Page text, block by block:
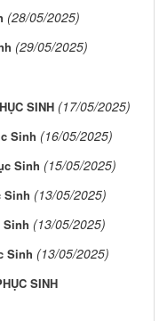
(28/05/2025)
(29/05/2025)
SINH (17/05/2025)
Sinh (16/05/2025)
Sinh (15/05/2025)
Sinh (13/05/2025)
Sinh (13/05/2025)
Sinh (13/05/2025)
SINH